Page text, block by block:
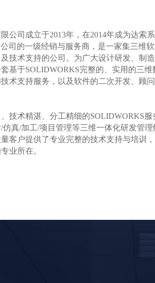
公司成立于2013年，在2014年成为达索
司的一级经销与服务商，是一家集三维软
技术支持的公司。为广大设计研发、制
基于SOLIDWORKS完整的、实用的三维
术支持服务，以及软件的二次开发、顾
技术精湛、分工精细的SOLIDWORKS服
仿真/加工/项目管理等三维一体化研发管理
客户提供了专业完整的技术支持与培训
业所在。
Co., Ltd. was established in 2013 and